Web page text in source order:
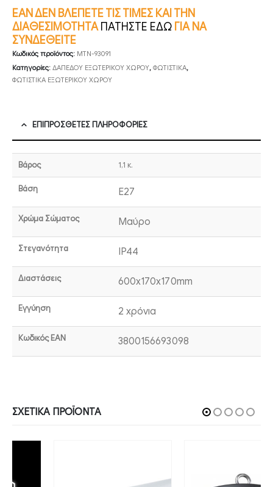
ΕΑΝ ΔΕΝ ΒΛΕΠΕΤΕ ΤΙΣ ΤΙΜΕΣ ΚΑΙ ΤΗΝ
ΔΙΑΘΕΣΙΜΟΤΗΤΑ ΠΑΤΗΣΤΕ ΕΔΩ ΓΙΑ ΝΑ
ΣΥΝΔΕΘΕΙΤΕ
Κωδικός προϊόντος: MTN-93091
Κατηγορίες: ΔΑΠΕΔΟΥ ΕΞΩΤΕΡΙΚΟΥ ΧΩΡΟΥ, ΦΩΤΙΣΤΙΚΑ,
ΦΩΤΙΣΤΙΚΑ ΕΞΩΤΕΡΙΚΟΥ ΧΩΡΟΥ
ΕΠΙΠΡΌΣΘΕΤΕΣ ΠΛΗΡΟΦΟΡΊΕΣ
Βάρος 1,1 κ.
Βάση E27
Χρώμα Σώματος Μαύρο
Στεγανότητα IP44
Διαστάσεις 600x170x170mm
Εγγύηση 2 χρόνια
Κωδικός EAN 3800156693098
ΣΧΕΤΙΚΆ ΠΡΟΪΌΝΤΑ